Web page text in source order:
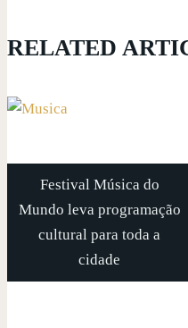
RELATED
Festival Música do
Mundo leva programação
cultural para toda a
cidade